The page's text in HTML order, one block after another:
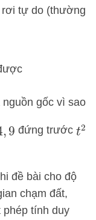
rơi tự do (thường
gốc vì sao
, 9 đứng trướct2
đề bài cho độ
chạm đất,
phép tính duy